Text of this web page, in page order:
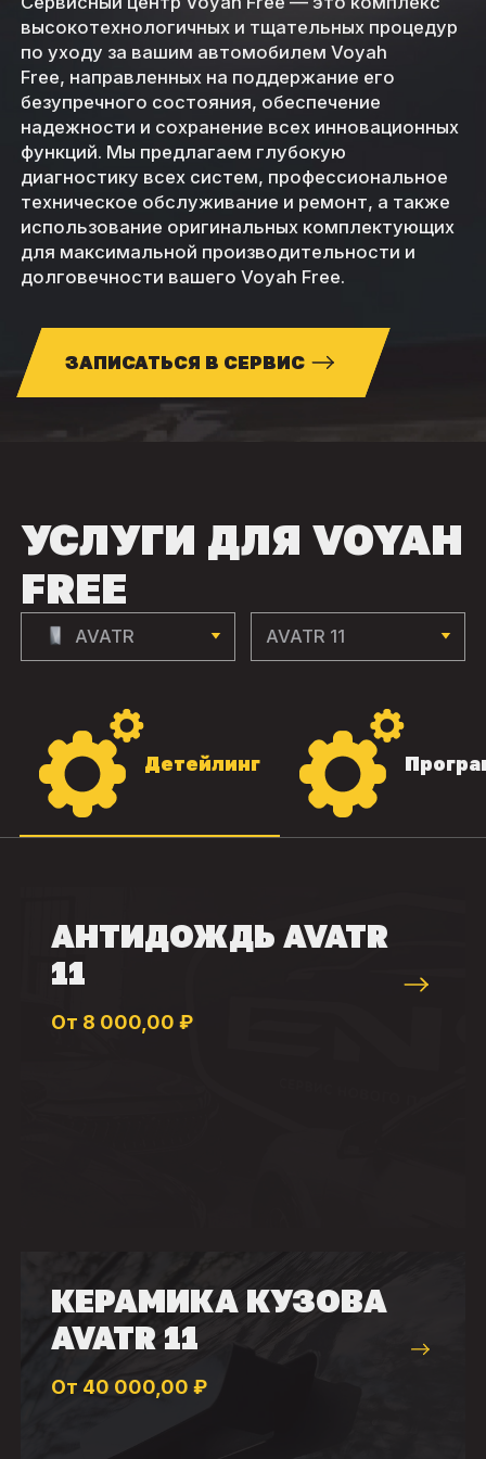
высокотехнологичных и тщательных процедур
по уходу за вашим автомобилем Voyah
Free, направленных на поддержание его
безупречного состояния, обеспечение
надежности и сохранение всех инновационных
функций. Мы предлагаем глубокую
диагностику всех систем, профессиональное
техническое обслуживание и ремонт, а также
использование оригинальных комплектующих
для максимальной производительности и
долговечности вашего Voyah Free.
ЗАПИСАТЬСЯ В СЕРВИС
УСЛУГИ ДЛЯ VOYAH
FREE
AVATR AVATR 11
Детейлинг
АНТИДОЖДЬ AVATR
11
От 8 000,00 ₽
КЕРАМИКА КУЗОВА
AVATR 11
От 40 000,00 ₽